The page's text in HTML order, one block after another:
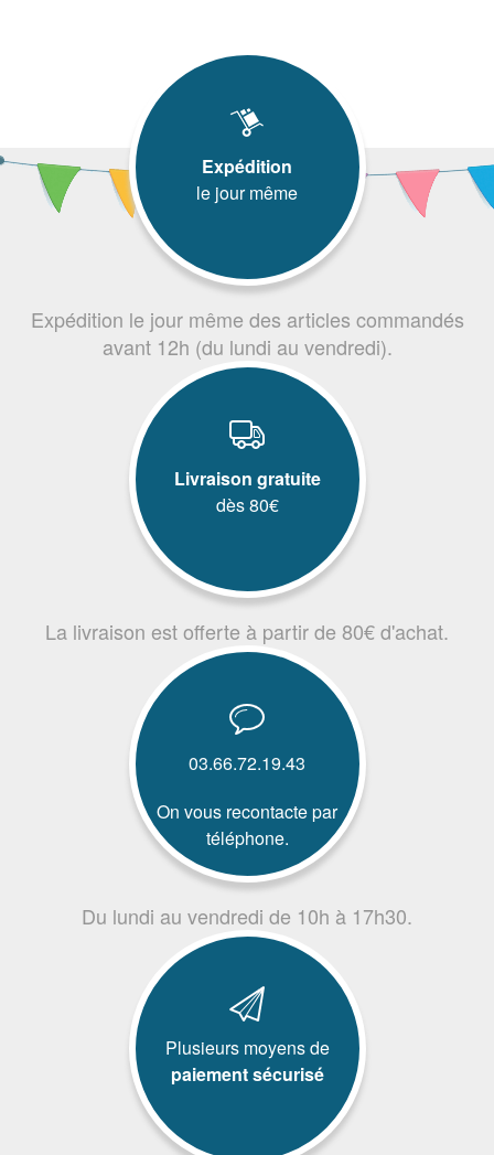
Expédition
le jour même
Expédition le jour même des articles commandés
avant 12h (du lundi au vendredi).
Livraison gratuite
dès 80€
La livraison est offerte à partir de 80€ d'achat.
03.66.72.19.43
On vous recontacte par
téléphone.
Du lundi au vendredi de 10h à 17h30.
Plusieurs moyens de
paiement sécurisé